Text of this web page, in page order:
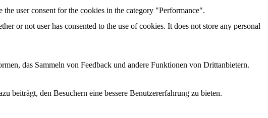
user consent for the cookies in the category "Performance".
or not user has consented to the use of cookies. It does not store any personal
das Sammeln von Feedback und andere Funktionen von Drittanbietern.
beiträgt, den Besuchern eine bessere Benutzererfahrung zu bieten.